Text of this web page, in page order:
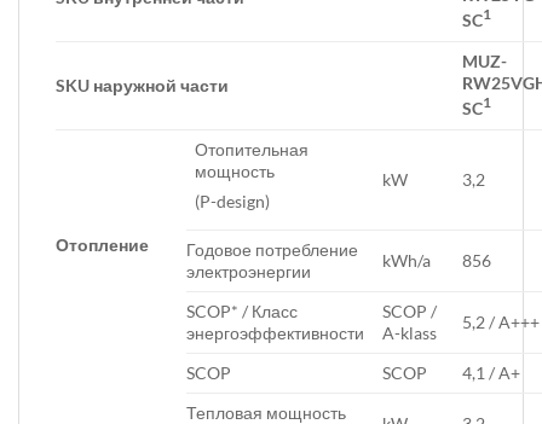
SC1
SKU наружной части
MUZ-
SC1
Отопление
Отопительная
мощность
(P-design)
kW 3,2
Годовое потребление
электроэнергии
kWh/a 856
SCOP* / Класс
энергоэффективности
SCOP /
A-klass
5,2 / A+++
SCOP SCOP
4,1 / A+
Тепловая мощность